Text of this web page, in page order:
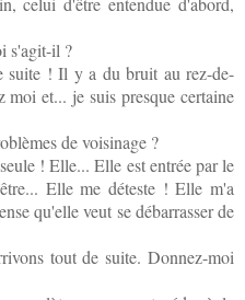
s'agit-il ?
suite ! Il y a du bruit au rez-de-
moi et... je suis presque certaine
de voisinage ?
! Elle... Elle est entrée par le
Elle me déteste ! Elle m'a
qu'elle veut se débarrasser de
tout de suite. Donnez-moi